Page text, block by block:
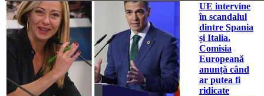
UE intervine
în scandalul
dintre Spania
și Italia.
Comisia
Europeană
anunță când
ar putea fi
ridicate